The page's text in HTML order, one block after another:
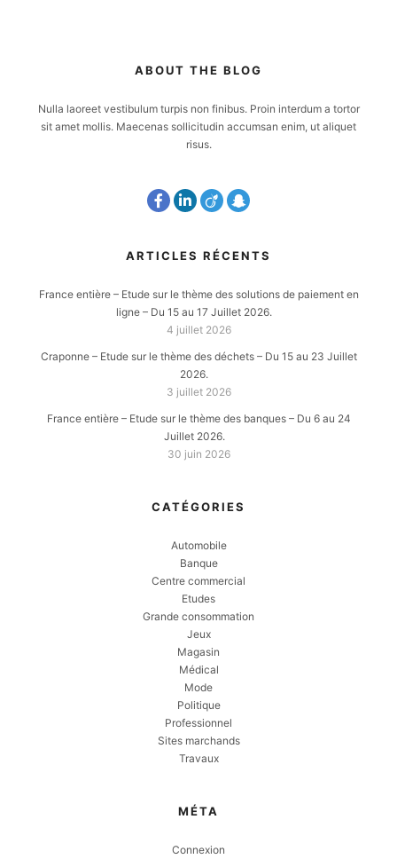
ABOUT THE BLOG
Nulla laoreet vestibulum turpis non finibus. Proin interdum a tortor
sit amet mollis. Maecenas sollicitudin accumsan enim, ut aliquet
risus.
ARTICLES RÉCENTS
France entière – Etude sur le thème des solutions de paiement en
ligne – Du 15 au 17 Juillet 2026.
4 juillet 2026
Craponne – Etude sur le thème des déchets – Du 15 au 23 Juillet
2026.
3 juillet 2026
France entière – Etude sur le thème des banques – Du 6 au 24
Juillet 2026.
30 juin 2026
CATÉGORIES
Automobile
Banque
Centre commercial
Etudes
Grande consommation
Jeux
Magasin
Médical
Mode
Politique
Professionnel
Sites marchands
Travaux
MÉTA
Connexion